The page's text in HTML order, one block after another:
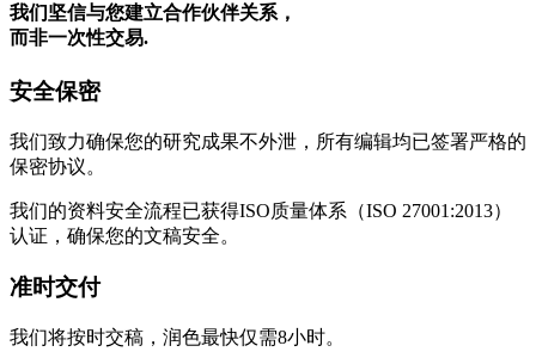
我们坚信与您建立合作伙伴关系，
而非一次性交易.
安全保密
我们致力确保您的研究成果不外泄，所有编辑均已签署严格的
保密协议。
我们的资料安全流程已获得ISO质量体系（ISO 27001:2013）
认证，确保您的文稿安全。
准时交付
我们将按时交稿，润色最快仅需8小时。